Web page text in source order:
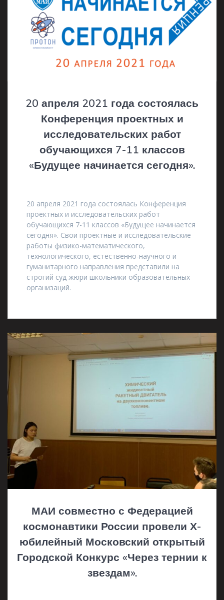
20 апреля 2021 года состоялась
Конференция проектных и
исследовательских работ
обучающихся 7-11 классов
«Будущее начинается сегодня».
20 апреля 2021 года состоялась Конференция
проектных и исследовательских работ
обучающихся 7-11 классов «Будущее начинается
сегодня». Свои проектные и исследовательские
работы физико-математического,
технологического, естественно-научного и
гуманитарного направления представили на
строгий суд жюри школьники образовательных
организаций.
МАИ совместно с Федерацией
космонавтики России провели Х-
юбилейный Московский открытый
Городской Конкурс «Через тернии к
звездам».